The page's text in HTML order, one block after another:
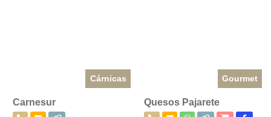
Cárnicas
Carnesur
Gourmet
Quesos Pajarete